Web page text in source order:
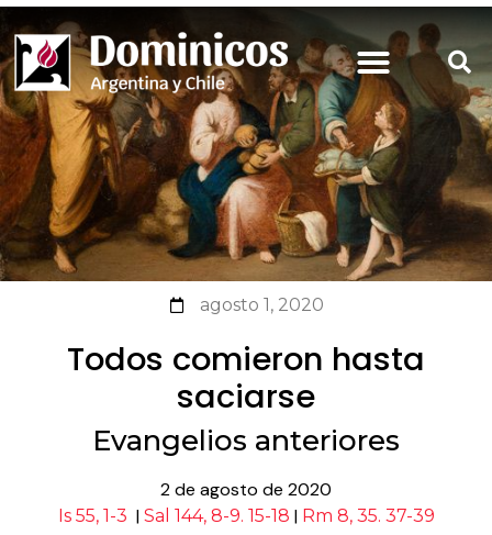
agosto 1, 2020
Todos comieron hasta
saciarse
Evangelios anteriores
2 de agosto de 2020
Is 55, 1-3 | Sal 144, 8-9. 15-18 | Rm 8, 35. 37-39